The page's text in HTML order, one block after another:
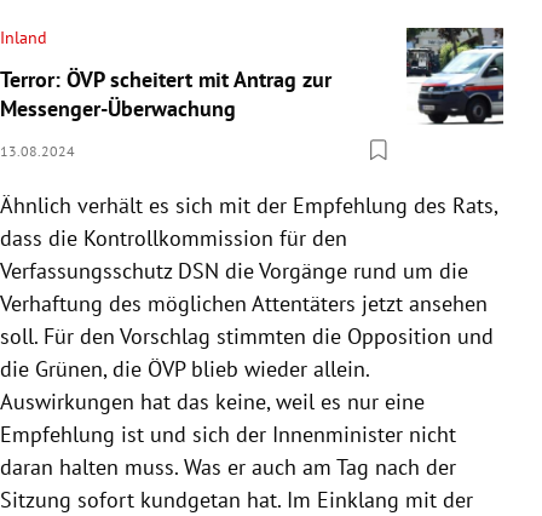
Inland
Terror: ÖVP scheitert mit Antrag zur
Messenger-Überwachung
13.08.2024
Ähnlich verhält es sich mit der Empfehlung des Rats,
dass die Kontrollkommission für den
Verfassungsschutz DSN die Vorgänge rund um die
Verhaftung des möglichen Attentäters jetzt ansehen
soll. Für den Vorschlag stimmten die Opposition und
die Grünen, die ÖVP blieb wieder allein.
Auswirkungen hat das keine, weil es nur eine
Empfehlung ist und sich der Innenminister nicht
daran halten muss. Was er auch am Tag nach der
Sitzung sofort kundgetan hat. Im Einklang mit der